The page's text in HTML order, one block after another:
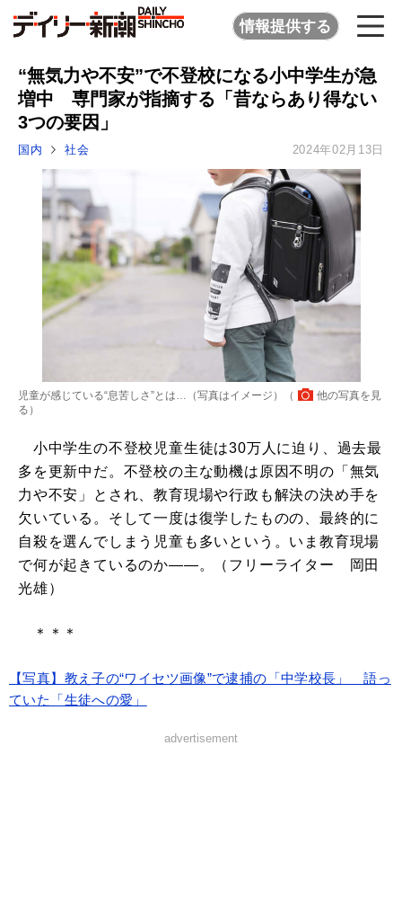
情報提供する
“無気力や不安”で不登校になる小中学生が急
増中 専門家が指摘する「昔ならあり得ない
3つの要因」
国内 社会 2024年02月13日
児童が感じている“息苦しさ”とは…（写真はイメージ）（
他の写真を見
る ）
小中学生の不登校児童生徒は30万人に迫り、過去最
多を更新中だ。不登校の主な動機は原因不明の「無気
力や不安」とされ、教育現場や行政も解決の決め手を
欠いている。そして一度は復学したものの、最終的に
自殺を選んでしまう児童も多いという。いま教育現場
で何が起きているのか――。（フリーライター 岡田
光雄）
＊＊＊
【写真】教え子の“ワイセツ画像”で逮捕の「中学校長」 語っ
ていた「生徒への愛」
advertisement